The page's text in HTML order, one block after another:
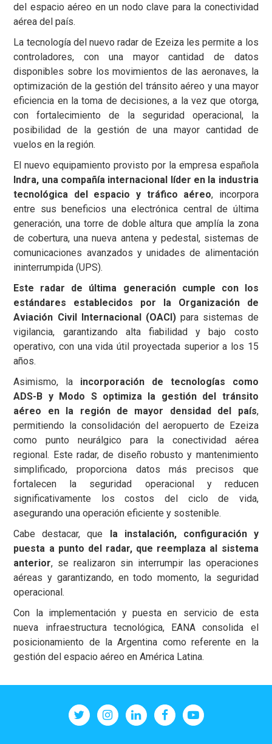
del espacio aéreo en un nodo clave para la conectividad
aérea del país.
La tecnología del nuevo radar de Ezeiza les permite a los
controladores, con una mayor cantidad de datos
disponibles sobre los movimientos de las aeronaves, la
optimización de la gestión del tránsito aéreo y una mayor
eficiencia en la toma de decisiones, a la vez que otorga,
con fortalecimiento de la seguridad operacional, la
posibilidad de la gestión de una mayor cantidad de
vuelos en la región.
El nuevo equipamiento provisto por la empresa española
Indra, una compañía internacional líder en la industria
tecnológica del espacio y tráfico aéreo, incorpora
entre sus beneficios una electrónica central de última
generación, una torre de doble altura que amplía la zona
de cobertura, una nueva antena y pedestal, sistemas de
comunicaciones avanzados y unidades de alimentación
ininterrumpida (UPS).
Este radar de última generación cumple con los
estándares establecidos por la Organización de
Aviación Civil Internacional (OACI) para sistemas de
vigilancia, garantizando alta fiabilidad y bajo costo
operativo, con una vida útil proyectada superior a los 15
años.
Asimismo, la incorporación de tecnologías como
ADS-B y Modo S optimiza la gestión del tránsito
aéreo en la región de mayor densidad del país,
permitiendo la consolidación del aeropuerto de Ezeiza
como punto neurálgico para la conectividad aérea
regional. Este radar, de diseño robusto y mantenimiento
simplificado, proporciona datos más precisos que
fortalecen la seguridad operacional y reducen
significativamente los costos del ciclo de vida,
asegurando una operación eficiente y sostenible.
Cabe destacar, que la instalación, configuración y
puesta a punto del radar, que reemplaza al sistema
anterior, se realizaron sin interrumpir las operaciones
aéreas y garantizando, en todo momento, la seguridad
operacional.
Con la implementación y puesta en servicio de esta
nueva infraestructura tecnológica, EANA consolida el
posicionamiento de la Argentina como referente en la
gestión del espacio aéreo en América Latina.